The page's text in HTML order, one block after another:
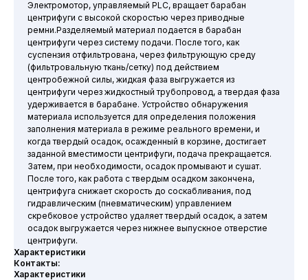
Электромотор, управляемый PLC, вращает барабан
центрифуги с высокой скоростью через приводные
ремни.Разделяемый материал подается в барабан
центрифуги через систему подачи. После того, как
суспензия отфильтрована, через фильтрующую среду
(фильтровальную ткань/сетку) под действием
центробежной силы, жидкая фаза выгружается из
центрифуги через жидкостный трубопровод, а твердая фаза
удерживается в барабане. Устройство обнаружения
материала используется для определения положения
заполнения материала в режиме реального времени, и
когда твердый осадок, осажденный в корзине, достигает
заданной вместимости центрифуги, подача прекращается.
Затем, при необходимости, осадок промывают и сушат.
После того, как работа с твердым осадком закончена,
центрифуга снижает скорость до соскабливания, под
гидравлическим (пневматическим) управлением
скребковое устройство удаляет твердый осадок, а затем
осадок выгружается через нижнее выпускное отверстие
центрифуги.
Характеристики
Контакты:
Характеристики